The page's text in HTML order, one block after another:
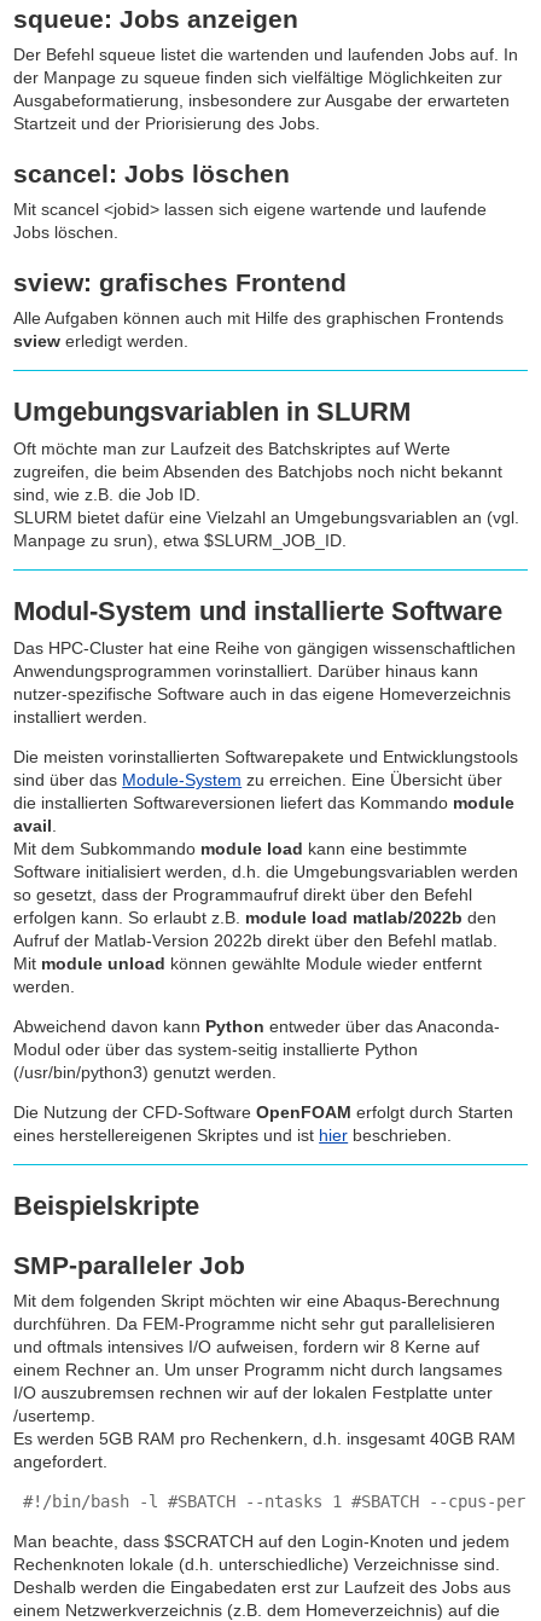
squeue: Jobs anzeigen
Der Befehlsqueue listet die wartenden und laufenden Jobs auf. In
der Manpage zusqueue finden sich vielfältige Möglichkeiten zur
Ausgabeformatierung, insbesondere zur Ausgabe der erwarteten
Startzeit und der Priorisierung des Jobs.
scancel: Jobs löschen
Mitscancel <jobid> lassen sich eigene wartende und laufende
Jobs löschen.
sview: grafisches Frontend
Alle Aufgaben können auch mit Hilfe des graphischen Frontends
sview erledigt werden.
Umgebungsvariablen in SLURM
Oft möchte man zur Laufzeit des Batchskriptes auf Werte
zugreifen, die beim Absenden des Batchjobs noch nicht bekannt
sind, wie z.B. die Job ID.
SLURM bietet dafür eine Vielzahl an Umgebungsvariablen an (vgl.
Manpage zu srun), etwa $SLURM_JOB_ID.
Modul-System und installierte Software
Das HPC-Cluster hat eine Reihe von gängigen wissenschaftlichen
Anwendungsprogrammen vorinstalliert. Darüber hinaus kann
nutzer-spezifische Software auch in das eigene Homeverzeichnis
installiert werden.
Die meisten vorinstallierten Softwarepakete und Entwicklungstools
sind über das Module-System zu erreichen. Eine Übersicht über
die installierten Softwareversionen liefert das Kommando module
avail.
Mit dem Subkommando module load kann eine bestimmte
Software initialisiert werden, d.h. die Umgebungsvariablen werden
so gesetzt, dass der Programmaufruf direkt über den Befehl
erfolgen kann. So erlaubt z.B. module load matlab/2022b den
Aufruf der Matlab-Version 2022b direkt über den Befehl matlab.
Mit module unload können gewählte Module wieder entfernt
werden.
Abweichend davon kann Python entweder über das Anaconda-
Modul oder über das system-seitig installierte Python
(/usr/bin/python3) genutzt werden.
Die Nutzung der CFD-SoftwareOpenFOAM erfolgt durch Starten
eines herstellereigenen Skriptes und ist hier beschrieben.
Beispielskripte
SMP-paralleler Job
Mit dem folgenden Skript möchten wir eine Abaqus-Berechnung
durchführen. Da FEM-Programme nicht sehr gut parallelisieren
und oftmals intensives I/O aufweisen, fordern wir 8 Kerne auf
einem Rechner an. Um unser Programm nicht durch langsames
I/O auszubremsen rechnen wir auf der lokalen Festplatte unter
/usertemp
Es werden 5GB RAM pro Rechenkern, d.h. insgesamt 40GB RAM
angefordert.
#!/bin/bash -l #SBATCH --ntasks 1 #SBATCH --cpus-per-
Man beachte, dass $SCRATCH auf den Login-Knoten und jedem
Rechenknoten lokale (d.h. unterschiedliche) Verzeichnisse sind.
Deshalb werden die Eingabedaten erst zur Laufzeit des Jobs aus
einem Netzwerkverzeichnis (z.B. dem Homeverzeichnis) auf die